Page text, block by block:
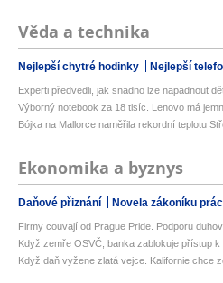
Věda a technika
Nejlepší chytré hodinky Nejlepší
Experti předvedli, jak snadno lze napadnout
Výborný notebook za 18 tisíc. Lenovo má
Bójka na Mallorce naměřila rekordní teplotu
Ekonomika a byznys
Daňové přiznání Novela zákoníku
Firmy couvají od Prague Pride. Podporu
Když zemře OSVČ, banka zablokuje přístup k
Když daň vyžene zlatá vejce. Kalifornie chce